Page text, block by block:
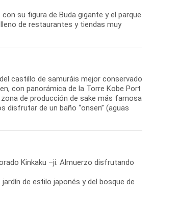
su figura de Buda gigante y el parque
de restaurantes y tiendas muy
castillo de samuráis mejor conservado
con panorámica de la Torre Kobe Port
de producción de sake más famosa
disfrutar de un baño “onsen” (aguas
Kinkaku –ji. Almuerzo disfrutando
de estilo japonés y del bosque de